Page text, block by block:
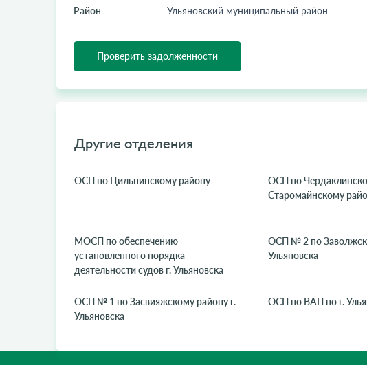
Район
Ульяновский муниципальный район
Проверить задолженности
Другие отделения
ОСП по Цильнинскому району
ОСП по
Старомайнскому
МОСП по обеспечению
установленного порядка
деятельности судов г. Ульяновска
ОСП № 2 по
Ульяновска
ОСП № 1 по Засвияжскому району г.
Ульяновска
ОСП по ВАП по г.